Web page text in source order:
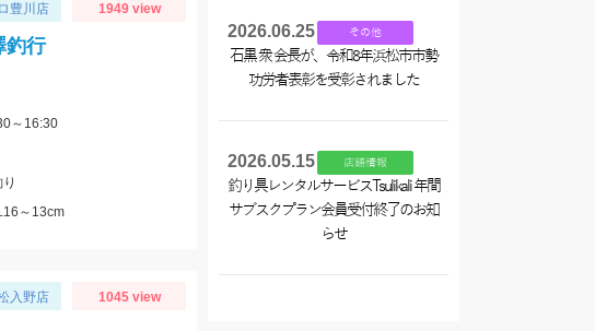
豊川店 1949 view
釣行
～16:30
16～13cm
入野店 1045 view
2026.06.25 その他
石黒 衆 会長が、令和8年浜松市市勢
功労者表彰を受彰されました
2026.05.15 店舗情報
釣り具レンタルサービスTsulikali 年間
サブスクプラン会員受付終了のお知
らせ